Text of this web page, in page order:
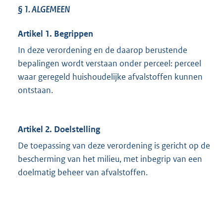
§ 1.ALGEMEEN
Artikel 1. Begrippen
In deze verordening en de daarop berustende
bepalingen wordt verstaan onder perceel: perceel
waar geregeld huishoudelijke afvalstoffen kunnen
ontstaan.
Artikel 2. Doelstelling
De toepassing van deze verordening is gericht op de
bescherming van het milieu, met inbegrip van een
doelmatig beheer van afvalstoffen.